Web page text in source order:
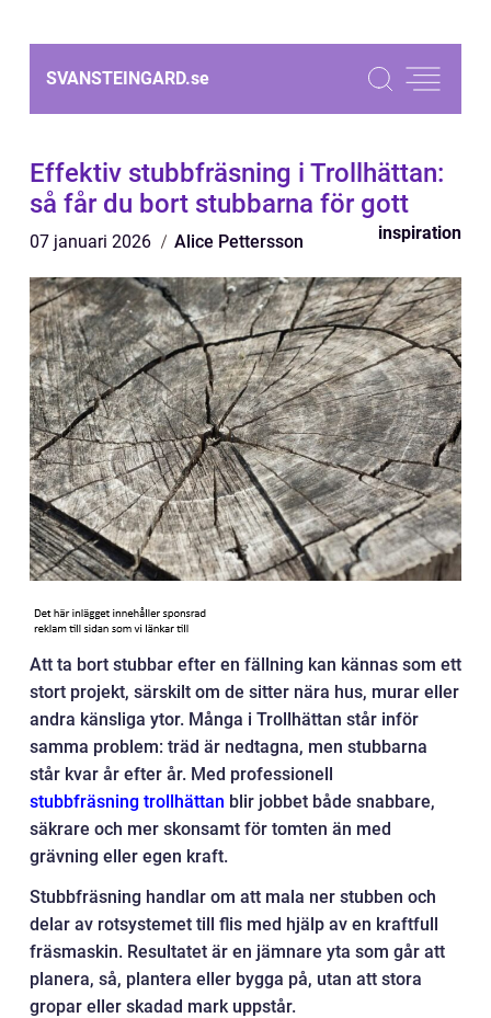
SVANSTEINGARD.se
Effektiv stubbfräsning i Trollhättan:
så får du bort stubbarna för gott
07 januari 2026 Alice Pettersson inspiration
Att ta bort stubbar efter en fällning kan kännas som ett
stort projekt, särskilt om de sitter nära hus, murar eller
andra känsliga ytor. Många i Trollhättan står inför
samma problem: träd är nedtagna, men stubbarna
står kvar år efter år. Med professionell
stubbfräsning trollhättan blir jobbet både snabbare,
säkrare och mer skonsamt för tomten än med
grävning eller egen kraft.
Stubbfräsning handlar om att mala ner stubben och
delar av rotsystemet till flis med hjälp av en kraftfull
fräsmaskin. Resultatet är en jämnare yta som går att
planera, så, plantera eller bygga på, utan att stora
gropar eller skadad mark uppstår.